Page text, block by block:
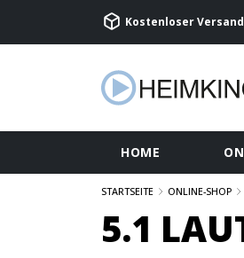
Kostenloser Versand
HOME
STARTSEITE ONLINE-SHOP
5.1